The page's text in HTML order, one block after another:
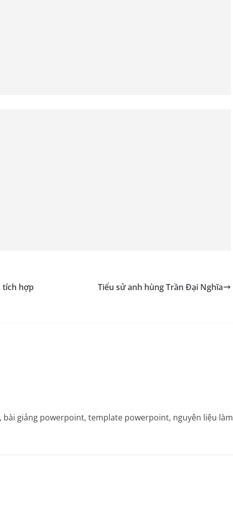
tích hợp
Tiểu sử anh hùng Trần Đại Nghĩa
bài giảng powerpoint, template powerpoint, nguyên liệu làm